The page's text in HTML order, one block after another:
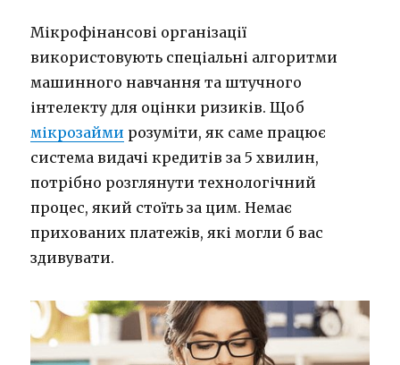
Мікрофінансові організації
використовують спеціальні алгоритми
машинного навчання та штучного
інтелекту для оцінки ризиків. Щоб
мікрозайми розуміти, як саме працює
система видачі кредитів за 5 хвилин,
потрібно розглянути технологічний
процес, який стоїть за цим. Немає
прихованих платежів, які могли б вас
здивувати.